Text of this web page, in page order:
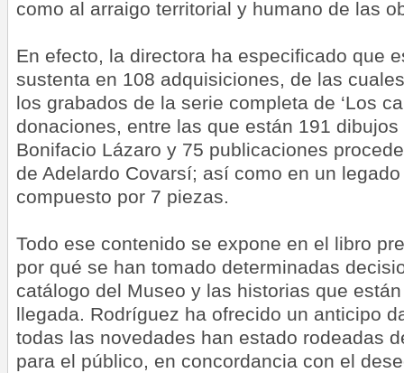
como al arraigo territorial y humano de las
En efecto, la directora ha especificado que
sustenta en 108 adquisiciones, de las
los grabados de la serie completa de ‘Los
donaciones, entre las que están 191
Bonifacio Lázaro y 75 publicaciones
de Adelardo Covarsí; así como en un
compuesto por 7 piezas.
Todo ese contenido se expone en el libro
por qué se han tomado determinadas
catálogo del Museo y las historias que
llegada. Rodríguez ha ofrecido un anticipo
todas las novedades han estado rodeadas
para el público, en concordancia con el